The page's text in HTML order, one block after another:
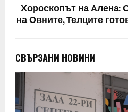
Хороскопът на Алена:
на Овните, Телците
СВЪРЗАНИ НОВИНИ